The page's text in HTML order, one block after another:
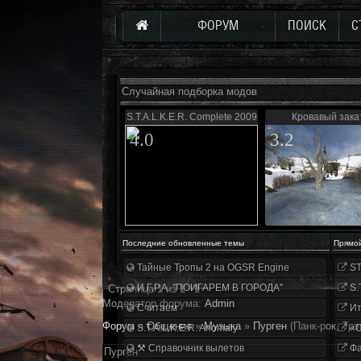
ФОРУМ ПОИСК
Случайная подборка модов
S.T.A.L.K.E.R. Complete 2009
4.0
Кровавый
3.2
Последние обновленные темы
Тайные Тропы 2 на OGSR Engine
И.Г.Р.А. "ПОИГАРЕМ В ГОРОДА"
Считаем
S.T.A.L.K.E.R. Anomaly
⚒ Справочник вылетов
Страница1из1
1
Модератор форума: Аdmin
Форум » Общение » Музыка » Пурген (Панк-рок,
Пурген